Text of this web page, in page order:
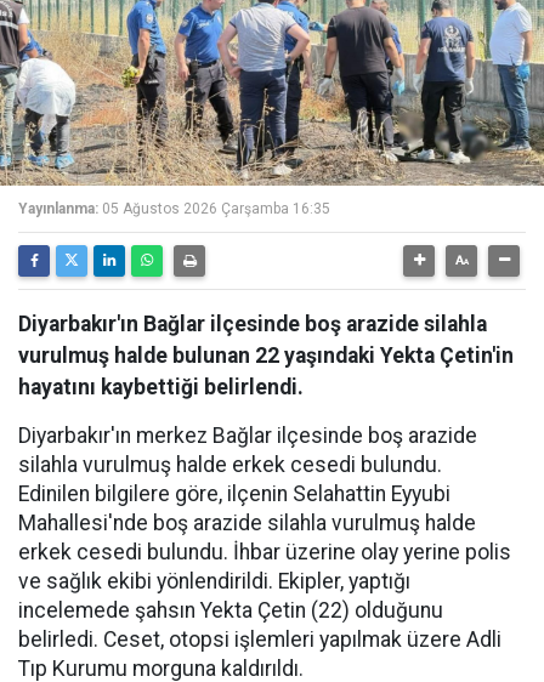
Yayınlanma: 05 Ağustos 2026 Çarşamba 16:35
Diyarbakır'ın Bağlar ilçesinde boş arazide silahla
vurulmuş halde bulunan 22 yaşındaki Yekta Çetin'in
hayatını kaybettiği belirlendi.
Diyarbakır'ın merkez Bağlar ilçesinde boş arazide
silahla vurulmuş halde erkek cesedi bulundu.
Edinilen bilgilere göre, ilçenin Selahattin Eyyubi
Mahallesi'nde boş arazide silahla vurulmuş halde
erkek cesedi bulundu. İhbar üzerine olay yerine polis
ve sağlık ekibi yönlendirildi. Ekipler, yaptığı
incelemede şahsın Yekta Çetin (22) olduğunu
belirledi. Ceset, otopsi işlemleri yapılmak üzere Adli
Tıp Kurumu morguna kaldırıldı.